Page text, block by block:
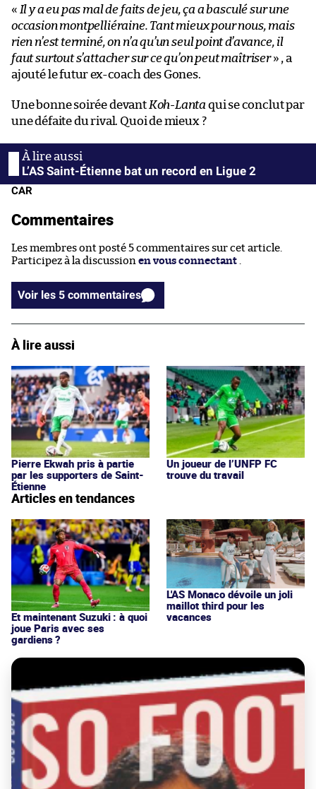
« Il y a eu pas mal de faits de jeu, ça a basculé sur une
occasion montpelliéraine. Tant mieux pour nous, mais
rien n’est terminé, on n’a qu’un seul point d’avance, il
faut surtout s’attacher sur ce qu’on peut maîtriser» , a
ajouté le futur ex-coach des Gones.
Une bonne soirée devant Koh-Lanta qui se conclut par
une défaite du rival. Quoi de mieux ?
L’AS Saint-Étienne bat un record en Ligue 2
CAR
Commentaires
Les membres ont posté 5 commentaires sur cet article.
Participez à la discussion en vous connectant
Voir les 5 commentaires
À lire aussi
Pierre Ekwah pris à partie
par les supporters de Saint-
Étienne
Un joueur de l’UNFP FC
trouve du travail
Articles en tendances
Et maintenant Suzuki : à quoi
joue Paris avec ses
gardiens ?
L'AS Monaco dévoile un joli
maillot third pour les
vacances